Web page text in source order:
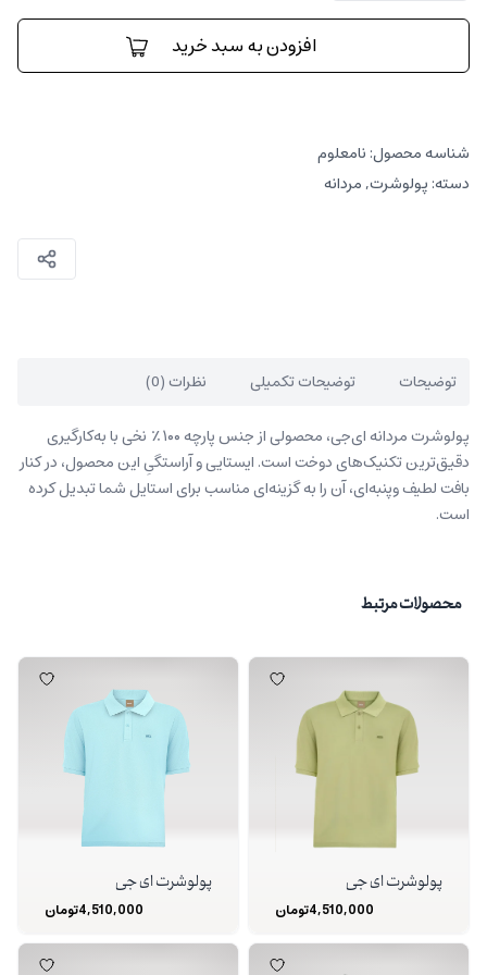
جی
افزودن به سبد خرید
شناسه محصول: نامعلوم
دسته: پولوشرت,مردانه
توضیحات توضیحات تکمیلی نظرات (0)
پولوشرت مردانه ای‌جی، محصولی از جنس پارچه ۱۰۰٪ نخی با به‌کارگیری
دقیق‌ترین تکنیک‌های دوخت است. ایستایی و آراستگیِ این محصول، در کنار
بافت لطیف وپنبه‌ای، آن را به گزینه‌ای مناسب برای استایل شما تبدیل کرده
است.
محصولات مرتبط
پولوشرت ای جی
4,510,000تومان
پولوشرت ای جی
4,510,000تومان